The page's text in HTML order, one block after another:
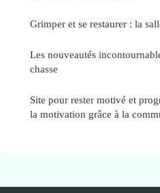
Grimper et se restaurer : la
Les nouveautés
chasse
Site pour rester motivé et
la motivation grâce à la